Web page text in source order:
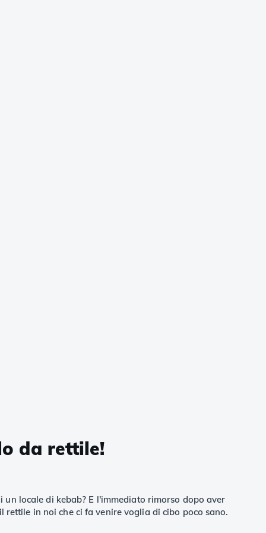
da rettile!
locale di kebab? E l'immediato rimorso dopo aver
in noi che ci fa venire voglia di cibo poco sano.